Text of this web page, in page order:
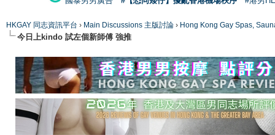
HKGAY 同志資訊平台 › Main Discussions 主版討論 › Hong Kong Gay Spas,
今日上kindo 試左個新師傅 強推